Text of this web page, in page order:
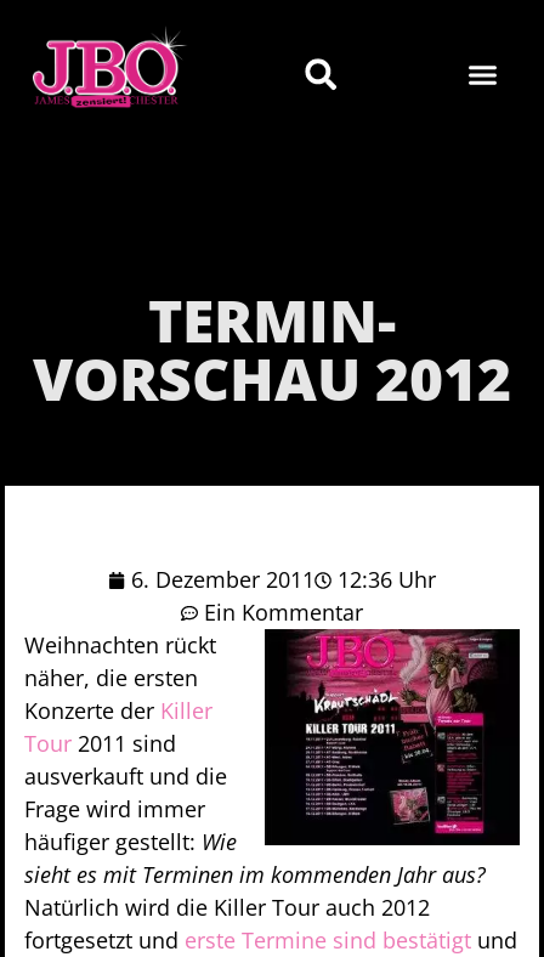
TERMIN-
VORSCHAU 2012
6. Dezember 2011
12:36 Uhr
Ein Kommentar
Weihnachten rückt
näher, die ersten
Konzerte der Killer
Tour 2011 sind
ausverkauft und die
Frage wird immer
häufiger gestellt: Wie
sieht es mit Terminen im kommenden Jahr aus?
Natürlich wird die Killer Tour auch 2012
fortgesetzt und erste Termine sind bestätigt und